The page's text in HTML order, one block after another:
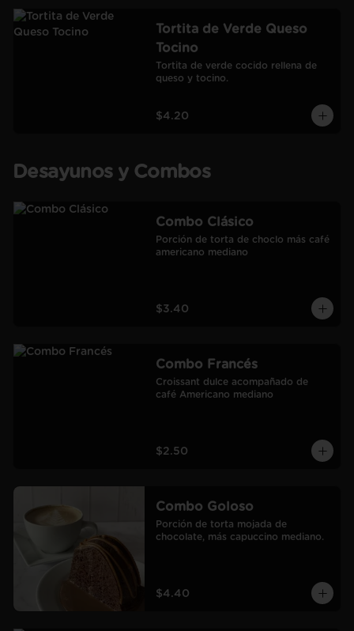
Tortita de Verde Queso
Tocino
Tortita de verde cocido rellena de
queso y tocino.
$4.20
Desayunos y Combos
Combo Clásico
Porción de torta de choclo más café
americano mediano
$3.40
Combo Francés
Croissant dulce acompañado de
café Americano mediano
$2.50
Combo Goloso
Porción de torta mojada de
chocolate, más capuccino mediano.
$4.40